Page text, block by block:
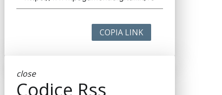
COPIA LINK
close
Codice Rss